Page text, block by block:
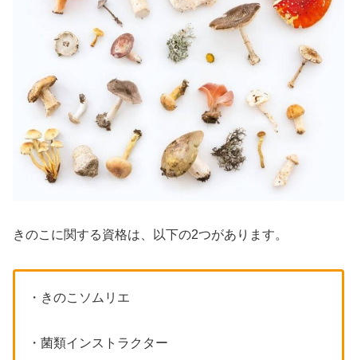
きのこに関する資格は、以下の2つがあります。
・きのこソムリエ
・菌類インストラクター